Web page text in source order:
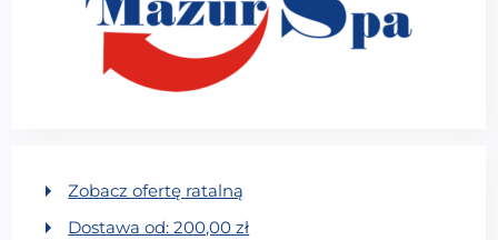
Zobacz ofertę ratalną
Dostawa od:200,00zł